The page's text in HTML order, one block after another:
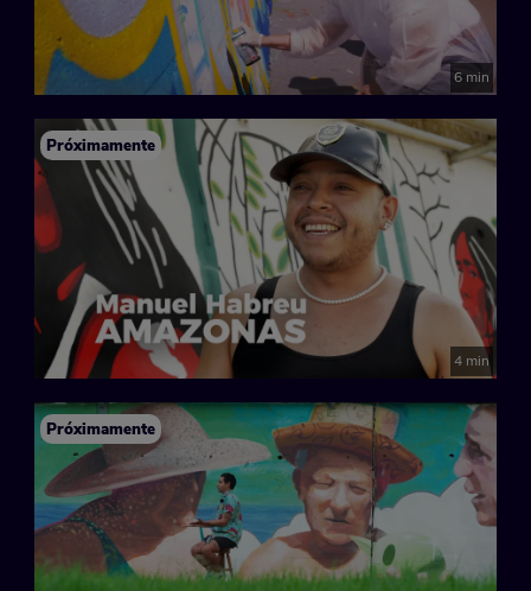
6 min
Próximamente
4 min
Próximamente